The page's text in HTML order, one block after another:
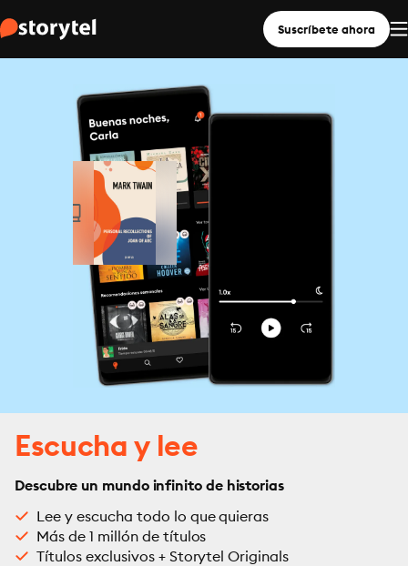
Suscríbete ahora
Escucha y lee
Descubre un mundo infinito de historias
Lee y escucha todo lo que quieras
Más de 1 millón de títulos
Títulos exclusivos + Storytel Originals